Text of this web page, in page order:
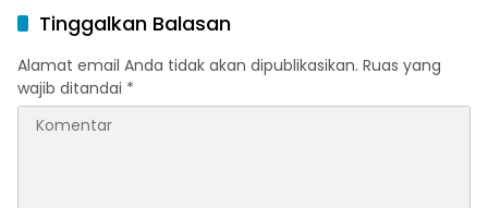
JokowiTinggalkan Balasan
Alamat email Anda tidak akan dipublikasikan. Ruas yang
wajib ditandai *